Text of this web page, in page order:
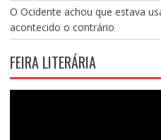
O Ocidente achou que estava
acontecido o contrário
FEIRA LITERÁRIA